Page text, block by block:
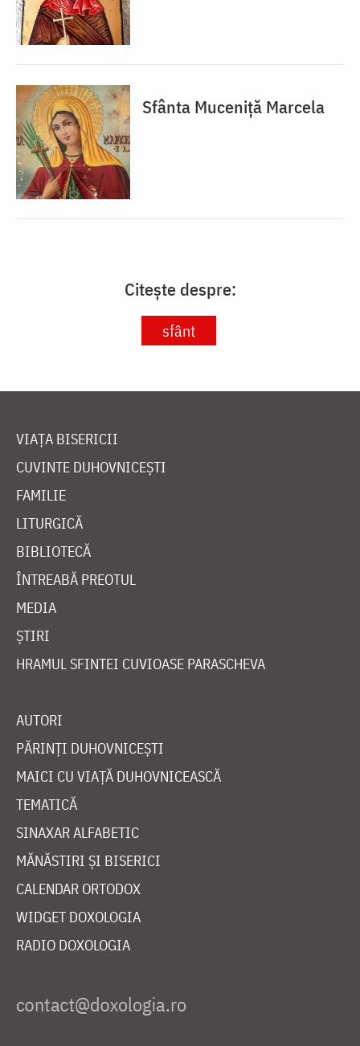
Sfânta Muceniță Marcela
Citește despre:
sfânt
VIAȚA BISERICII
CUVINTE DUHOVNICEȘTI
FAMILIE
LITURGICĂ
BIBLIOTECĂ
ÎNTREABĂ PREOTUL
MEDIA
ȘTIRI
HRAMUL SFINTEI CUVIOASE PARASCHEVA
AUTORI
PĂRINȚI DUHOVNICEȘTI
MAICI CU VIAȚĂ DUHOVNICEASCĂ
TEMATICĂ
SINAXAR ALFABETIC
MĂNĂSTIRI ȘI BISERICI
CALENDAR ORTODOX
WIDGET DOXOLOGIA
RADIO DOXOLOGIA